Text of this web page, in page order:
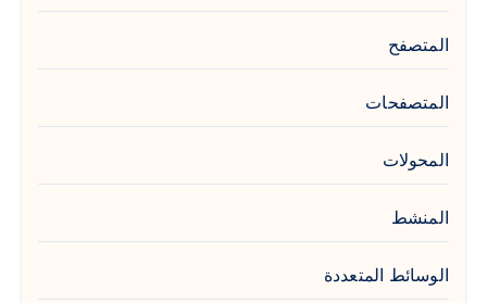
المتصفح
المتصفحات
المحولات
المنشط
الوسائط المتعددة